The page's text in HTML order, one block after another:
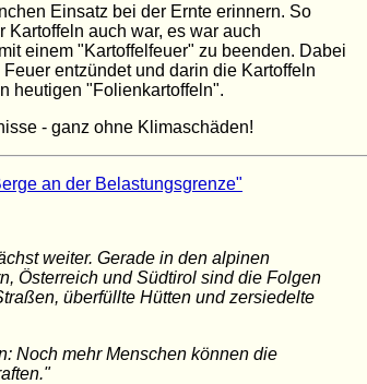
Einsatz bei der Ernte erinnern. So
Kartoffeln auch war, es war auch
einem "Kartoffelfeuer" zu beenden. Dabei
entzündet und darin die Kartoffeln
heutigen "Folienkartoffeln".
- ganz ohne Klimaschäden!
an der Belastungsgrenze"
weiter. Gerade in den alpinen
Österreich und Südtirol sind die Folgen
überfüllte Hütten und zersiedelte
Noch mehr Menschen können die